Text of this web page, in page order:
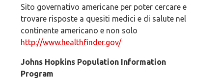
Sito governativo americane per poter cercare e
trovare risposte a quesiti medici e di salute nel
continente americano e non solo
http://www.healthfinder.gov/
Johns Hopkins Population Information
Program